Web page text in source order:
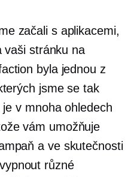
začali s aplikacemi,
vaši stránku na
byla jednou z
jsme se tak
v mnoha ohledech
vám umožňuje
a ve skutečnosti
různé